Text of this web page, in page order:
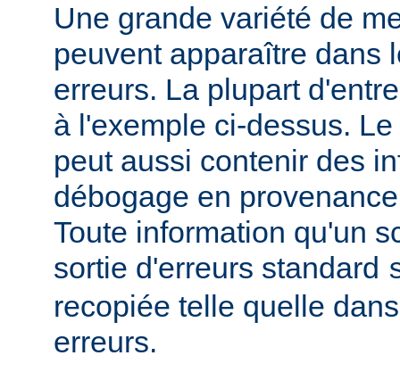
Une grande variété de
peuvent apparaître dans
erreurs. La plupart
à l'exemple ci-dessus.
peut aussi contenir des
débogage en
Toute information qu'un
sortie d'erreurs standard
recopiée telle quelle
erreurs.